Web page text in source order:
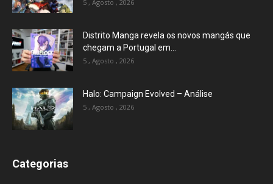
5 , Agosto , 2026
Distrito Manga revela os novos mangás que
chegam a Portugal em...
5 , Agosto , 2026
Halo: Campaign Evolved – Análise
5 , Agosto , 2026
Categorias